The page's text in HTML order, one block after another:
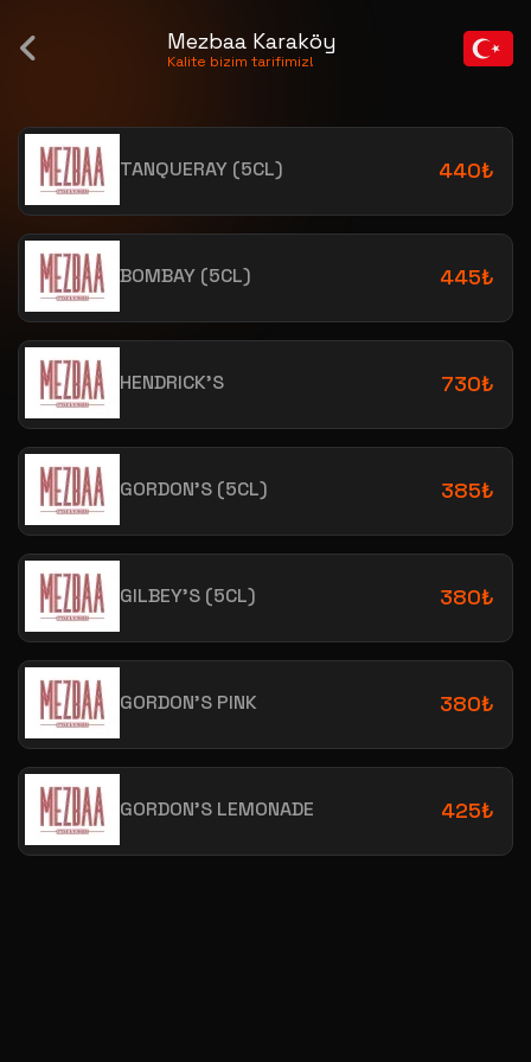
Mezbaa Karaköy
Kalite bizim tarifimiz!
CİNLER / GİNS
TANQUERAY (5CL) 440₺
BOMBAY (5CL) 445₺
HENDRICK’S 730₺
GORDON’S (5CL) 385₺
GILBEY’S (5CL) 380₺
GORDON’S PINK 380₺
GORDON’S LEMONADE 425₺